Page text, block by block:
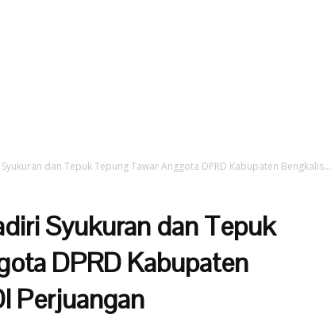
dan Tepuk Tepung Tawar Anggota DPRD Kabupaten Bengkalis...
Syukuran dan Tepuk
DPRD Kabupaten
Perjuangan